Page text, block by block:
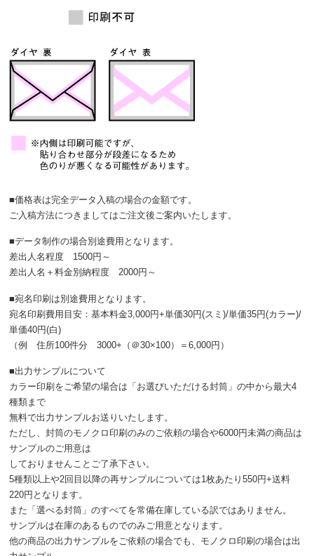
■価格表は完全データ入稿の場合の金額です。
ご入稿方法につきましてはご注文後ご案内いたします。
■データ制作の場合別途費用となります。
差出人名程度 1500円～
差出人名＋料金別納程度 2000円～
■宛名印刷は別途費用となります。
宛名印刷費用目安：基本料金3,000円+単価30円(スミ)/単価35円(カラー)/
単価40円(白)
（例 住所100件分 3000+（＠30×100）＝6,000円）
■出力サンプルについて
カラー印刷をご希望の場合は「お選びいただける封筒」の中から最大4
種類まで
無料で出力サンプルお送りいたします。
ただし、封筒のモノクロ印刷のみのご依頼の場合や6000円未満の商品は
サンプルのご用意は
しておりませんことご了承下さい。
5種類以上や2回目以降の再サンプルについては1枚あたり550円+送料
220円となります。
また「選べる封筒」のすべてを常備在庫している訳ではありません。
サンプルは在庫のあるものでのみご用意となります。
他の商品の出力サンプルをご依頼の場合でも、モノクロ印刷の場合は出